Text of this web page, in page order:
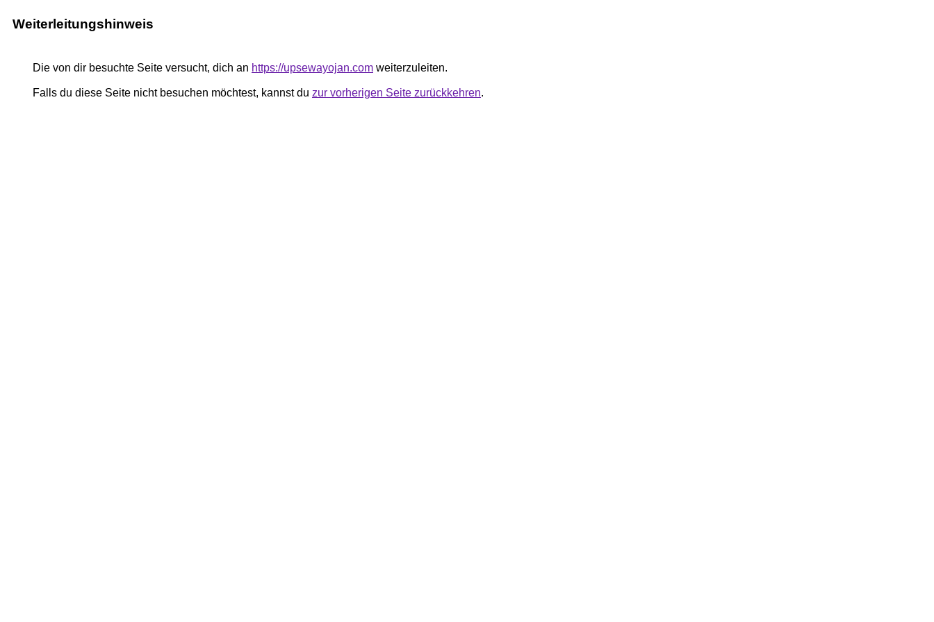
Weiterleitungshinweis
Die von dir besuchte Seite versucht, dich an https://upsewayojan.com weiterzuleiten.
Falls du diese Seite nicht besuchen möchtest, kannst du zur vorherigen Seite zurückkehren.